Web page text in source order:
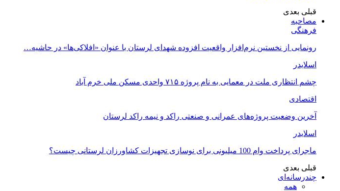
قبلی بعدی
مصاحبه
فرهنگی
رونمایی از نخستین نرم‌افزار واقعیت افزوده شهدای لرستان با عنوان «افلاکی‌ها» در حاشیه…
اسلایدر
چشم انتظاری ملت در معمایی به نام پروژه ۷۱۵ واحدی مسکن ملی خرم آباد
اقتصادی
آخرین وضعیت پروژه‌های عمرانی و صنعتی راکد و نیمه راکد لرستان
اسلایدر
ماجرای پرداخت وام 100 میلیونی برای نوسازی تجهیزات کشاورزان لرستانی چیست؟
قبلی بعدی
چندرسانه‌ای
همه